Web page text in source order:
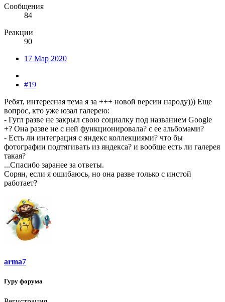
Сообщения
84
Реакции
90
17 Мар 2020
#19
Ребят, интересная тема я за +++ новой версии народу))) Еще
вопрос, кто уже юзал галерею:
- Гугл разве не закрыл свою социалку под названием Google
+? Она разве не с ней функционировала? с ее альбомами?
- Есть ли интеграция с яндекс коллекциями? что бы
фотографии подтягивать из яндекса? и вообще есть ли галерея
такая?
...Спасибо заранее за ответы.
Сорян, если я ошибаюсь, но она разве только с инстой
работает?
arma7
Гуру форума